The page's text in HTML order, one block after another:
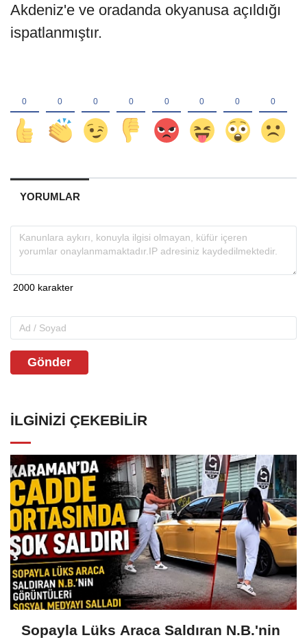
Akdeniz'e ve oradanda okyanusa açıldığı
ispatlanmıştır.
YORUMLAR
Gönder
İLGINIZI ÇEKEBILIR
Sopayla Lüks Araca Saldıran N.B.'nin